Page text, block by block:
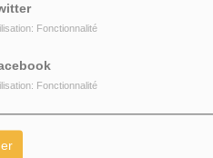
Fonctionnalité
Fonctionnalité
INSCRIPTION